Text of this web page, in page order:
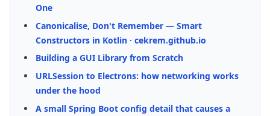
One
Canonicalise, Don't Remember — Smart
Constructors in Kotlin · cekrem.github.io
Building a GUI Library from Scratch
URLSession to Electrons: how networking works
under the hood
A small Spring Boot config detail that causes a